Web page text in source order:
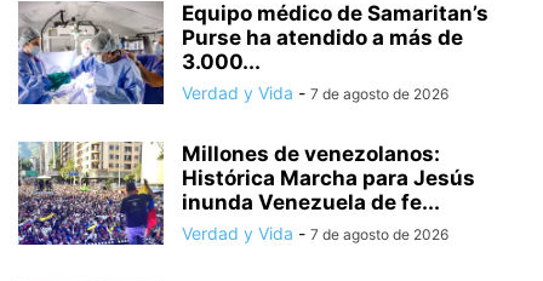
Equipo médico de Samaritan’s
Purse ha atendido a más de
3.000...
Verdad y Vida - 7 de agosto de 2026
Millones de venezolanos:
Histórica Marcha para Jesús
inunda Venezuela de fe...
Verdad y Vida - 7 de agosto de 2026